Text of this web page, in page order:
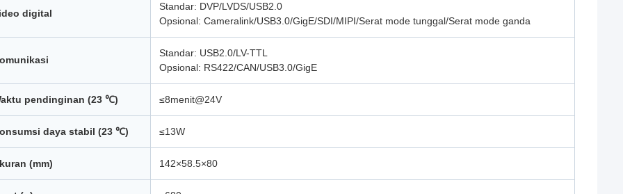
digital
Standar: DVP/LVDS/USB2.0
Opsional: Cameralink/USB3.0/GigE/SDI/MIPI/Serat mode tunggal/Serat mode ganda
Standar: USB2.0/LV-TTL
Opsional: RS422/CAN/USB3.0/GigE
pendinginan (23 ℃) ≤8menit@24V
daya stabil (23 ℃) ≤13W
(mm) 142×58.5×80